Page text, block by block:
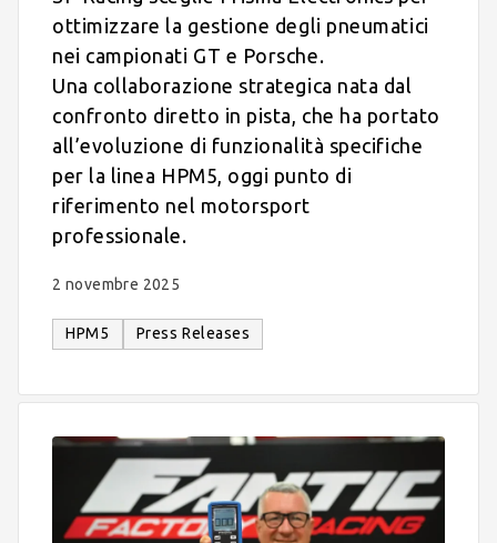
ottimizzare la gestione degli pneumatici
nei campionati GT e Porsche.
Una collaborazione strategica nata dal
confronto diretto in pista, che ha portato
all’evoluzione di funzionalità specifiche
per la linea HPM5, oggi punto di
riferimento nel motorsport
professionale.
2 novembre 2025
HPM5 Press Releases